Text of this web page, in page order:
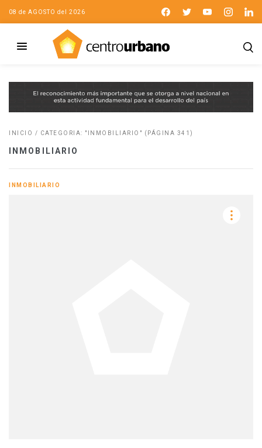
08 de AGOSTO del 2026
INICIO / CATEGORIA: "INMOBILIARIO" (PÁGINA 341)
INMOBILIARIO
INMOBILIARIO